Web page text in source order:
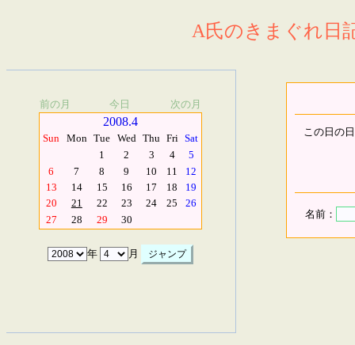
A氏のきまぐれ日
前の月 今日 次の月
2008.4
Sun Mon Tue Wed Thu Fri Sat
1
2 3 4
5
6
7 8 9 10 11
12
13
14 15 16 17 18
19
20
21 22 23 24 25
26
27
28 29 30
年 月
この日の
名前：